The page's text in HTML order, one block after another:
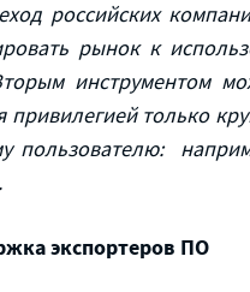
российских
рынок к
инструментом
привилегией только
пользователю:
экспортеров ПО